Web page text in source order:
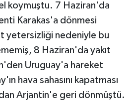
koymuştu. 7 Haziran'da
Karakas'a dönmesi
yetersizliği nedeniyle bu
8 Haziran'da yakıt
Uruguay'a hareket
hava sahasını kapatması
Arjantin'e geri dönmüştü.